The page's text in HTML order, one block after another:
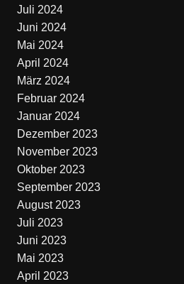
Juli 2024
Juni 2024
Mai 2024
April 2024
März 2024
Februar 2024
Januar 2024
Dezember 2023
November 2023
Oktober 2023
September 2023
August 2023
Juli 2023
Juni 2023
Mai 2023
April 2023